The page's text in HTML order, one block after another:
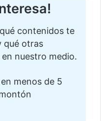
contenidos te
qué otras
nuestro medio.
en menos de 5